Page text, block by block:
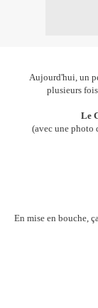
Aujourd'hui, un
plusieurs
Le
(avec une photo
En mise en bouche,